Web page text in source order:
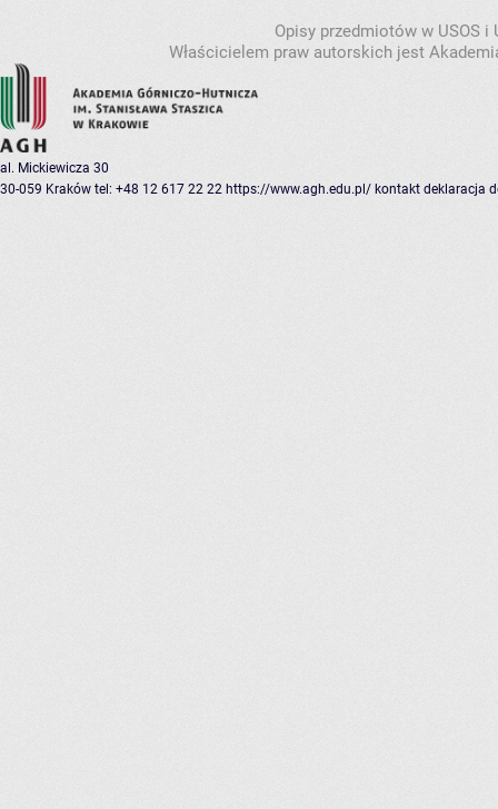
Opisy przedmiotów w USOS
Właścicielem praw autorskich jest
al. Mickiewicza 30
30-059 Kraków tel: +48 12 617 22 22 https://www.agh.edu.pl/ kontakt deklaracja